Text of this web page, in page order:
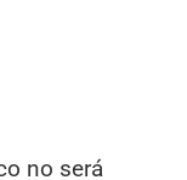
no será